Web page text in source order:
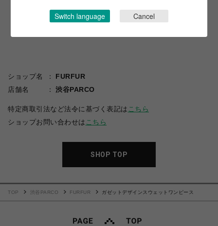
ショップ名
FURFUR
店舗名
渋谷PARCO
特定商取引法など法令に基づく表記は こちら
ショップお問い合わせは こちら
SHOP TOP
TOP 渋谷PARCO FURFUR ガゼットデザインスウェットワンピース
Switch language Cancel